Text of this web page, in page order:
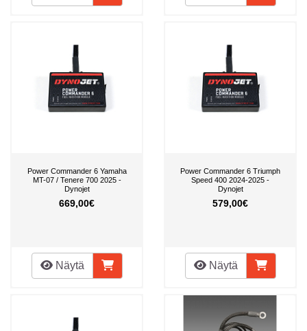
Power Commander 6 Yamaha
MT-07 / Tenere 700 2025 -
Dynojet
669,00€
Näytä
Power Commander 6 Triumph
Speed 400 2024-2025 -
Dynojet
579,00€
Näytä